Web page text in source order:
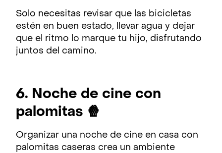
Solo necesitas revisar que las bicicletas
estén en buen estado, llevar agua y dejar
que el ritmo lo marque tu hijo, disfrutando
juntos del camino.
6. Noche de cine con
palomitas 🍿
Organizar una noche de cine en casa con
palomitas caseras crea un ambiente